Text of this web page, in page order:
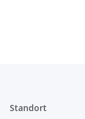
Standort